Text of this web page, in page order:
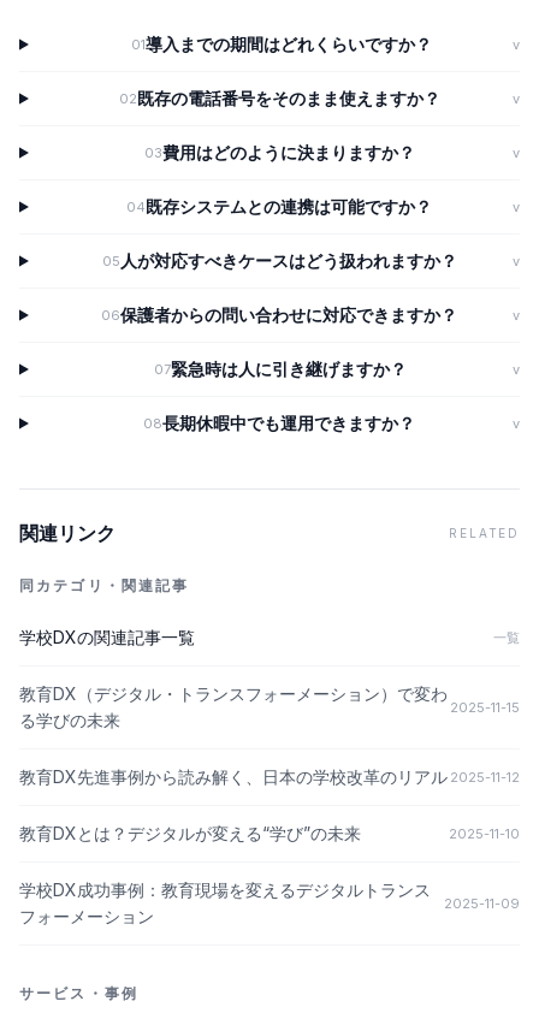
01導入までの期間はどれくらいですか？ v
02既存の電話番号をそのまま使えますか？ v
03費用はどのように決まりますか？ v
04既存システムとの連携は可能ですか？ v
05 人が対応すべきケースはどう扱われますか？ v
06保護者からの問い合わせに対応できますか？ v
07緊急時は人に引き継げますか？ v
08長期休暇中でも運用できますか？ v
関連リンク RELATED
同カテゴリ・関連記事
学校DXの関連記事一覧 一覧
教育DX（デジタル・トランスフォーメーション）で変わ
る学びの未来
2025-11-15
教育DX先進事例から読み解く、日本の学校改革のリアル 2025-11-12
教育DXとは？デジタルが変える“学び”の未来 2025-11-10
学校DX成功事例：教育現場を変えるデジタルトランス
フォーメーション
2025-11-09
サービス・事例